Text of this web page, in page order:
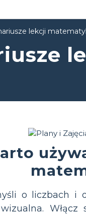
lekcji
o liczbach i